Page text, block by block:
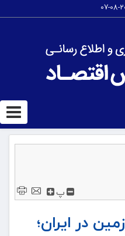
پ
در ایران؛